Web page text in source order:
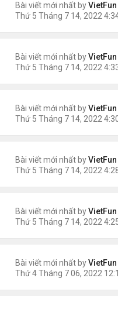
Bài viết mới nhất byVietFun
Bài viết mới nhất byVietFun
Bài viết mới nhất byVietFun
Bài viết mới nhất byVietFun
Bài viết mới nhất byVietFun
Bài viết mới nhất byVietFun